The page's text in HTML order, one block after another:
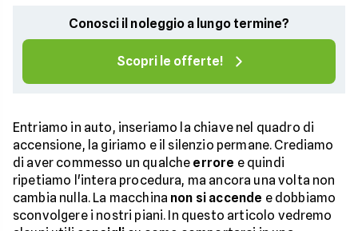
Conosci il noleggio a lungo termine?
Scopri le offerte!
Entriamo in auto, inseriamo la chiave nel quadro di
accensione, la giriamo e il silenzio permane. Crediamo
di aver commesso un qualche errore e quindi
ripetiamo l'intera procedura, ma ancora una volta non
cambia nulla. La macchina non si accende e dobbiamo
sconvolgere i nostri piani. In questo articolo vedremo